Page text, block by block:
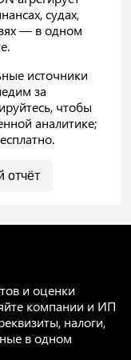
судах,
— в одном
источники
за
чтобы
аналитике;
отчёт
и оценки
компании и ИП
налоги,
в одном